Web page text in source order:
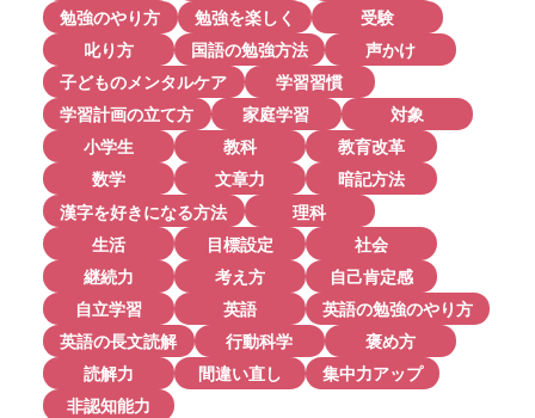
勉強のやり方
勉強を楽しく
受験
叱り方
国語の勉強方法
声かけ
子どものメンタルケア
学習習慣
学習計画の立て方
家庭学習
対象
小学生
教科
教育改革
数学
文章力
暗記方法
漢字を好きになる方法
理科
生活
目標設定
社会
継続力
考え方
自己肯定感
自立学習
英語
英語の勉強のやり方
英語の長文読解
行動科学
褒め方
読解力
間違い直し
集中力アップ
非認知能力